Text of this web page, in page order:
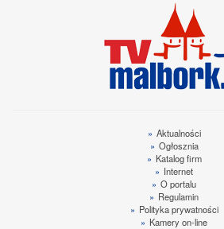
» Aktualności
» Ogłosznia
» Katalog firm
» Internet
» O portalu
» Regulamin
» Polityka prywatności
» Kamery on-line